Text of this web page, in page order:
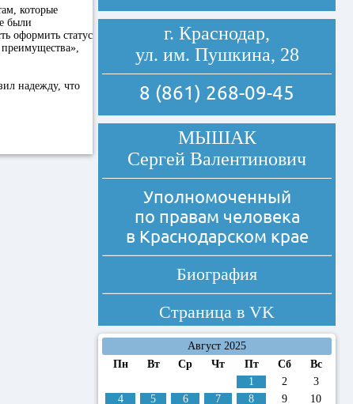
которые
были
оформить статус
надежду, что
г. Краснодар,
ул. им. Пушкина, 28
8 (861) 268-09-45
МЫШАК
Сергей Валентинович
Уполномоченный
по правам человека
в Краснодарском крае
Биография
Страница в VK
Август 2025
Пн
Вт Ср Чт Пт Сб
Вс
1
2
3
4
5 6 7 8 9 10